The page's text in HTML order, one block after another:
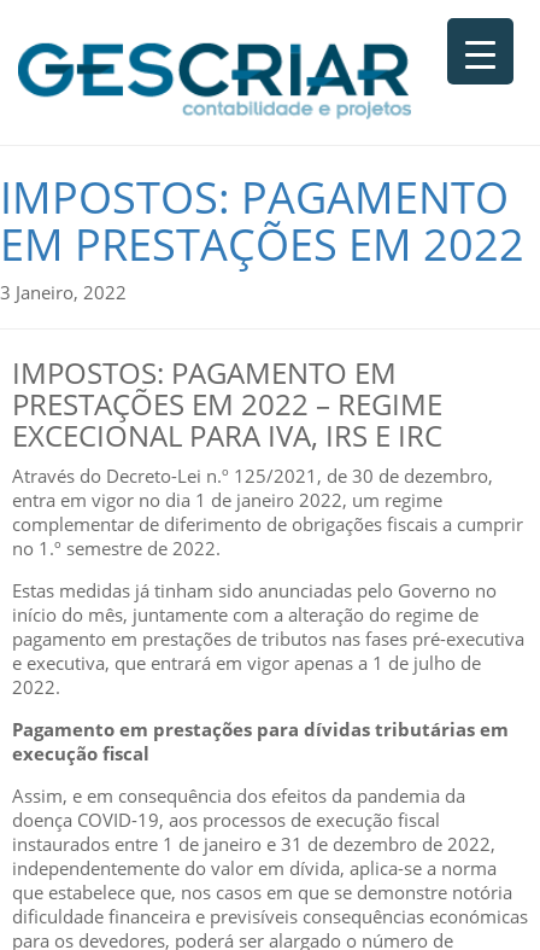
IMPOSTOS: PAGAMENTO
EM PRESTAÇÕES EM 2022
3 Janeiro, 2022
IMPOSTOS: PAGAMENTO EM
PRESTAÇÕES EM 2022 – REGIME
EXCECIONAL PARA IVA, IRS E IRC
Através do Decreto-Lei n.º 125/2021, de 30 de dezembro,
entra em vigor no dia 1 de janeiro 2022, um regime
complementar de diferimento de obrigações fiscais a cumprir
no 1.º semestre de 2022.
Estas medidas já tinham sido anunciadas pelo Governo no
início do mês, juntamente com a alteração do regime de
pagamento em prestações de tributos nas fases pré-executiva
e executiva, que entrará em vigor apenas a 1 de julho de
2022.
Pagamento em prestações para dívidas tributárias em
execução fiscal
Assim, e em consequência dos efeitos da pandemia da
doença COVID-19, aos processos de execução fiscal
instaurados entre 1 de janeiro e 31 de dezembro de 2022,
independentemente do valor em dívida, aplica-se a norma
que estabelece que, nos casos em que se demonstre notória
dificuldade financeira e previsíveis consequências económicas
para os devedores, poderá ser alargado o número de